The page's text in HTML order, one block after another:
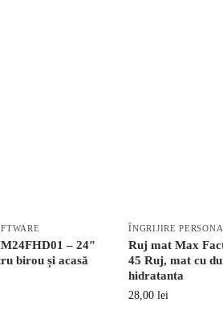
– 24″
birou și acasă
ÎNGRIJIRE
Ruj mat Max
45 Ruj, mat cu
hidratanta
28,00lei